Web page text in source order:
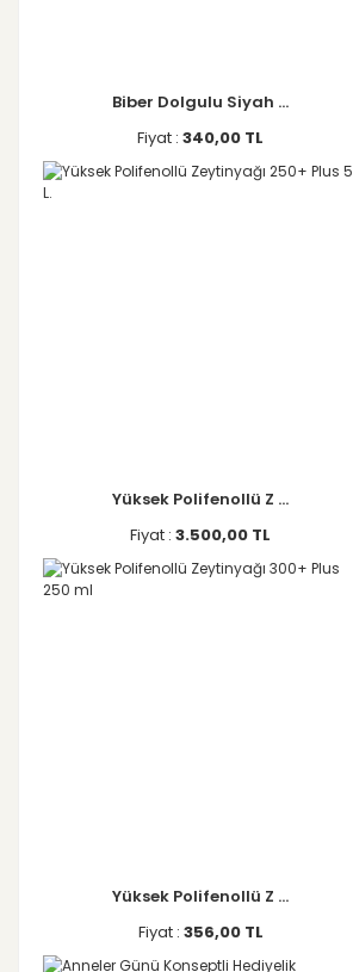
Biber Dolgulu Siyah ...
Fiyat : 340,00 TL
Yüksek Polifenollü Z ...
Fiyat : 3.500,00 TL
Yüksek Polifenollü Z ...
Fiyat : 356,00 TL